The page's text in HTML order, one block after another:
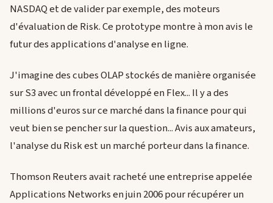
NASDAQ et de valider par exemple, des moteurs
d'évaluation de Risk. Ce prototype montre à mon avis le
futur des applications d'analyse en ligne.
J'imagine des cubes OLAP stockés de manière organisée
sur S3 avec un frontal développé en Flex... Il y a des
millions d'euros sur ce marché dans la finance pour qui
veut bien se pencher sur la question... Avis aux amateurs,
l'analyse du Risk est un marché porteur dans la finance.
Thomson Reuters avait racheté une entreprise appelée
Applications Networks en juin 2006 pour récupérer un